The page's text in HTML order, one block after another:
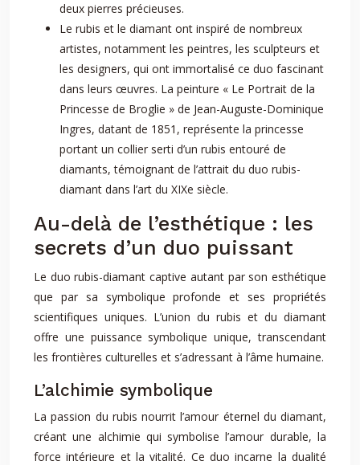
deux pierres précieuses.
Le rubis et le diamant ont inspiré de nombreux
artistes, notamment les peintres, les sculpteurs et
les designers, qui ont immortalisé ce duo fascinant
dans leurs œuvres. La peinture « Le Portrait de la
Princesse de Broglie » de Jean-Auguste-Dominique
Ingres, datant de 1851, représente la princesse
portant un collier serti d’un rubis entouré de
diamants, témoignant de l’attrait du duo rubis-
diamant dans l’art du XIXe siècle.
Au-delà de l’esthétique : les
secrets d’un duo puissant
Le duo rubis-diamant captive autant par son esthétique
que par sa symbolique profonde et ses propriétés
scientifiques uniques. L’union du rubis et du diamant
offre une puissance symbolique unique, transcendant
les frontières culturelles et s’adressant à l’âme humaine.
L’alchimie symbolique
La passion du rubis nourrit l’amour éternel du diamant,
créant une alchimie qui symbolise l’amour durable, la
force intérieure et la vitalité. Ce duo incarne la dualité